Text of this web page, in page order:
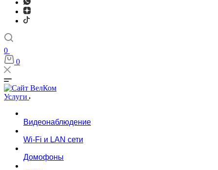
0
0
Услуги
Видеонаблюдение
Wi-Fi и LAN сети
Домофоны